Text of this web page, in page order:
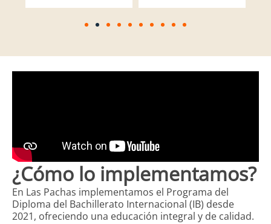
¿Cómo lo implementamos?
En Las Pachas implementamos el Programa del
Diploma del Bachillerato Internacional (IB) desde
2021, ofreciendo una educación integral y de calidad.